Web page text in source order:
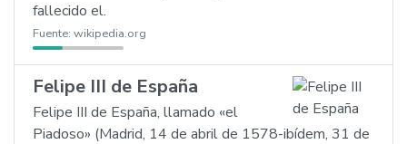
fallecido el.
Fuente: wikipedia.org
Felipe III de España
Felipe III de España, llamado «el
Piadoso» (Madrid, 14 de abril de 1578-ibídem, 31 de